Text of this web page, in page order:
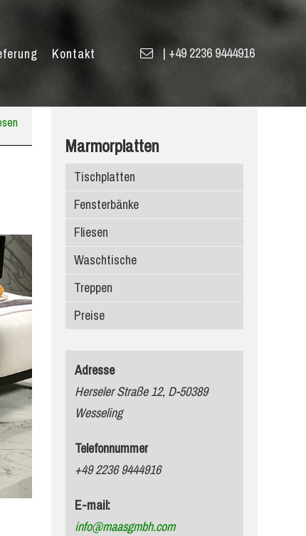
| +49 2236 9444916
Kontakt
Marmorplatten
Tischplatten
Fensterbänke
Fliesen
Waschtische
Treppen
Preise
Adresse
Herseler Straße 12, D-50389
Wesseling
Telefonnummer
+49 2236 9444916
E-mail:
info@maasgmbh.com